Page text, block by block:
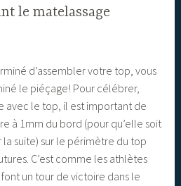
le matelassage
d’assembler votre top, vous
le piéçage! Pour célébrer,
avec le top, il est important de
à 1mm du bord (pour qu’elle soit
suite) sur le périmètre du top
C’est comme les athlètes
un tour de victoire dans le